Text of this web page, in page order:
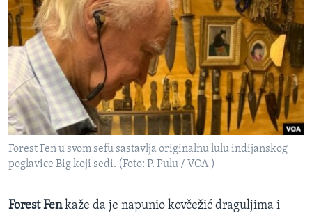
Forest Fen u svom sefu sastavlja originalnu lulu indijanskog
poglavice Big koji sedi. (Foto: P. Pulu / VOA )
Forest Fenkaže da je napunio kovčežić draguljima i